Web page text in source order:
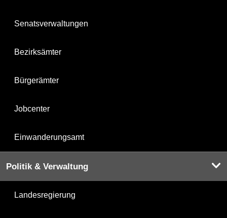
Senatsverwaltungen
Bezirksämter
Bürgerämter
Jobcenter
Einwanderungsamt
Politik & Verwaltung
Landesregierung